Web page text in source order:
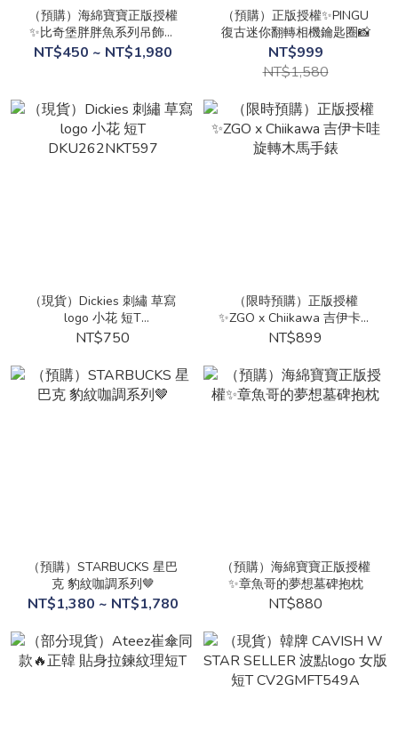
（預購）海綿寶寶正版授權
✨比奇堡胖胖魚系列吊飾盲
盒
NT$450 ~ NT$1,980
（預購）正版授權✨PINGU
復古迷你翻轉相機鑰匙圈📸
NT$999
NT$1,580
（現貨）Dickies 刺繡 草寫
logo 小花 短T
DKU262NKT597
NT$750
（限時預購）正版授權
✨ZGO x Chiikawa 吉伊卡哇
旋轉木馬手錶
NT$899
（預購）STARBUCKS 星巴
克 豹紋咖調系列🤎
NT$1,380 ~ NT$1,780
（預購）海綿寶寶正版授權
✨章魚哥的夢想墓碑抱枕
NT$880